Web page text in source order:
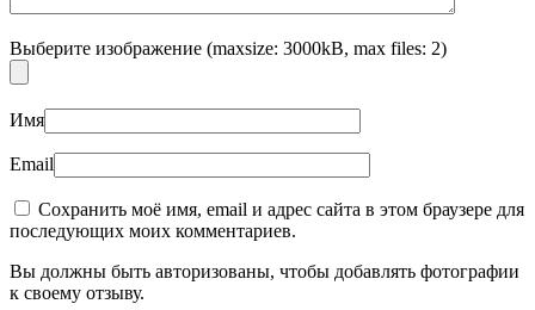
Выберите изображение (maxsize: 3000kB, max files: 2)
Имя
Email
Сохранить моё имя, email и адрес сайта в этом браузере для
последующих моих комментариев.
Вы должны быть авторизованы, чтобы добавлять фотографии
к своему отзыву.